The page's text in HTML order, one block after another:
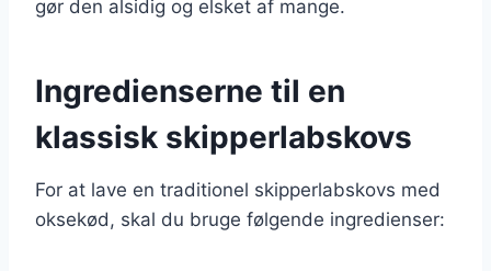
gør den alsidig og elsket af mange.
Ingredienserne til en
klassisk skipperlabskovs
For at lave en traditionel skipperlabskovs med
oksekød, skal du bruge følgende ingredienser: